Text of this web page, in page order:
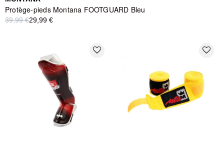
Protège-pieds Montana FOOTGUARD Bleu
39,99 €29,99 €
favorite_border favorite_border